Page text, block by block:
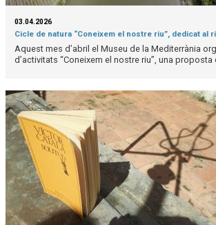
03.04.2026
Cicle de natura “Coneixem el nostre riu”, dedicat al
Aquest mes d’abril el Museu de la Mediterrània
d’activitats “Coneixem el nostre riu”, una proposta